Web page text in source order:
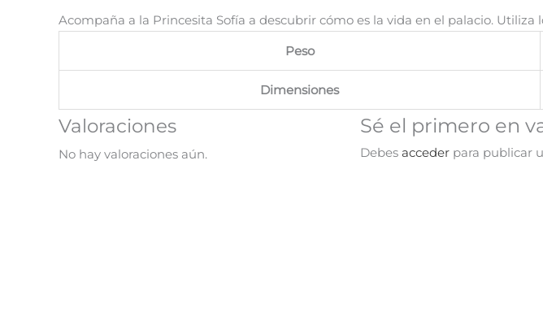
Acompaña a la Princesita Sofía a descubrir cómo es la vida en el palacio. Utiliza
Peso
Dimensiones
Valoraciones
No hay valoraciones aún.
Sé el primero en
Debes acceder para publicar